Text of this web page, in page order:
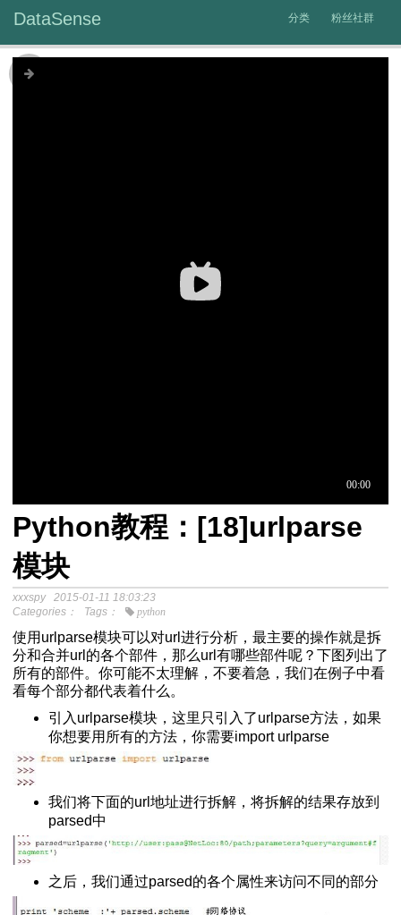
DataSense 分类 粉丝社群
介模
析SPSS视频教程
自动化替代VBA
脚本
函数
Python教程：[18]urlparse
模块
xxxspy
2015-01-11 18:03:23
Categories：
Tags： python
使用urlparse模块可以对url进行分析，最主要的操作就是拆
分和合并url的各个部件，那么url有哪些部件呢？下图列出了
所有的部件。你可能不太理解，不要着急，我们在例子中看
看每个部分都代表着什么。
引入urlparse模块，这里只引入了urlparse方法，如果
你想要用所有的方法，你需要import urlparse
我们将下面的url地址进行拆解，将拆解的结果存放到
parsed中
之后，我们通过parsed的各个属性来访问不同的部分